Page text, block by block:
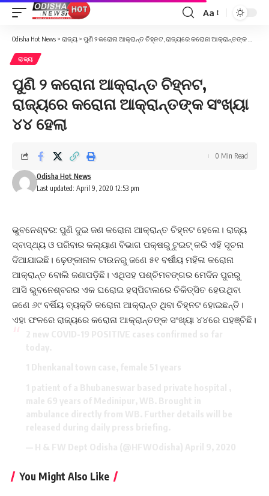
Font
Aa
Odisha Hot News > ରାଜ୍ୟ > ପୁଣି ୨ କରୋନା ଆକ୍ରାନ୍ତ ଚିହ୍ନଟ, ରାଜ୍ୟରେ କରୋନା ଆକ୍ରାନ୍ତଙ୍କ ସଂଖ୍ୟା ୪୪ ହେଲା
ରାଜ୍ୟ
ପୁଣି ୨ କରୋନା ଆକ୍ରାନ୍ତ ଚିହ୍ନଟ,
ରାଜ୍ୟରେ କରୋନା ଆକ୍ରାନ୍ତଙ୍କ ସଂଖ୍ୟା
୪୪ ହେଲା
Last updated: April 9, 2020 12:53 pm
Odisha Hot News
0 Min Read
ଭୁବନେଶ୍ବର: ପୁଣି ଦୁଇ ଜଣ କରୋନା ଆକ୍ରାନ୍ତ ଚିହ୍ନଟ ହେଲେ। ରାଜ୍ୟ
ସ୍ବାସ୍ଥ୍ୟ ଓ ପରିବାର କଲ୍ୟାଣ ବିଭାଗ ପକ୍ଷରୁ ଟୁଇଟ୍ କରି ଏହି ସୂଚନା
ଦିଆଯାଇଛି। ଢ଼େଙ୍କାନାଳ ଟାଉନରୁ ଜଣେ ୫୧ ବର୍ଷୀୟ ମହିଳା କରୋନା
ଆକ୍ରାନ୍ତ ବୋଲି ଜଣାପଡ଼ିଛି। ଏଥିସହ ପଶ୍ଚିମବଙ୍ଗର ମେଦିନ ପୁରରୁ
ଆସି ଭୁବନେଶ୍ବରର ଏକ ଘରୋଇ ହସ୍ପିଟାଲରେ ଚିକିତ୍ସିତ ହେଉଥିବା
ଜଣେ ୬୯ ବର୍ଷିୟ ବ୍ୟକ୍ତି କରୋନା ଆକ୍ରାନ୍ତ ଥିବା ଚିହ୍ନଟ ହୋଇଛନ୍ତି।
ଏହା ଫଳରେ ରାଜ୍ୟରେ କରୋନା ଆକ୍ରାନ୍ତଙ୍କ ସଂଖ୍ୟା ୪୪ରେ ପହଞ୍ଚିଛି।
You Might Also Like